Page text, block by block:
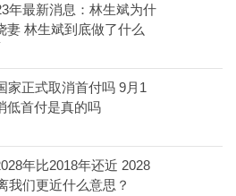
年最新消息：林生斌为什
妻 林生斌到底做了什么
家正式取消首付吗 9月1
低首付是真的吗
年比2018年还近 2028
我们更近什么意思？